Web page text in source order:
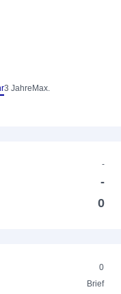
3 Jahre Max.
-
-
0
0
Brief